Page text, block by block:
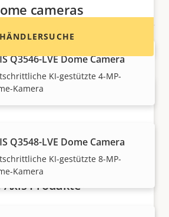
cameras
Q3546-LVE Dome Camera
KI-gestützte 4-MP-
Kamera
Q3548-LVE Dome Camera
KI-gestützte 8-MP-
Kamera
HÄNDLERSUCHE
Axis Produkte